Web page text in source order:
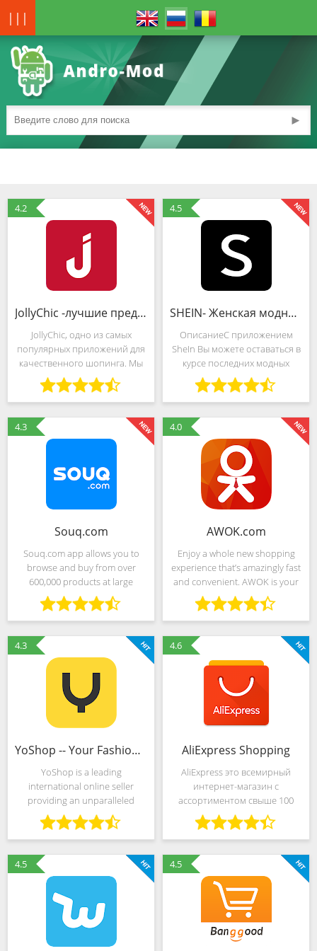
|||
►
4.2
JollyChic -лучшие предложения качественных товаров
JollyChic, одно из самых
популярных приложений для
качественного шопинга. Мы
предлагаем более 1 000 000
товаров с супер скидками и
достойным качеством во всех
категориях. Наша цель -
4.5
SHEIN- Женская модная одежда
ОписаниеC приложением
SheIn Вы можете оставаться в
курсе последних модных
событий где бы Вы ни были!
Вы вступаете в
международное сообщество
поклонников моды,
насчитывающее более 30 000
000
4.3
Souq.com
Souq.com app allows you to
browse and buy from over
600,000 products at large
discounts in all shopping
categories like: Fashion,
electronics, mobiles, tablets and
original perfumes.If you live in
4.0
AWOK.com
Enjoy a whole new shopping
experience that’s amazingly fast
and convenient. AWOK is your
gateway to a world of wonderful
products, all at incredibly low
prices. With all your favorite
brands
4.3
YoShop -- Your Fashion Shop
YoShop is a leading
international online seller
providing an unparalleled
selection of the very best
gadgets. Discover an
unbeatable shopping
experience, prompt shipping
and exceptional customer
4.6
AliExpress Shopping
AliExpress это всемирный
интернет-магазин с
ассортиментом свыше 100
млн. товаров
4.5 4.5